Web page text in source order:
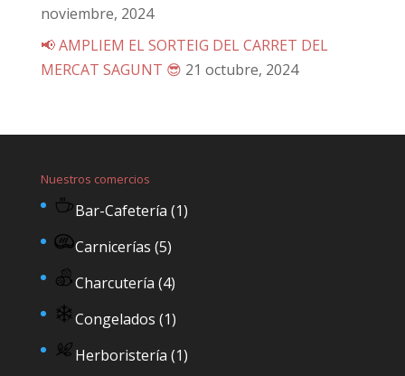
noviembre, 2024
📢 AMPLIEM EL SORTEIG DEL CARRET DEL
MERCAT SAGUNT 😎 21 octubre, 2024
Nuestros comercios
Bar-Cafetería (1)
Carnicerías (5)
Charcutería (4)
Congelados (1)
Herboristería (1)